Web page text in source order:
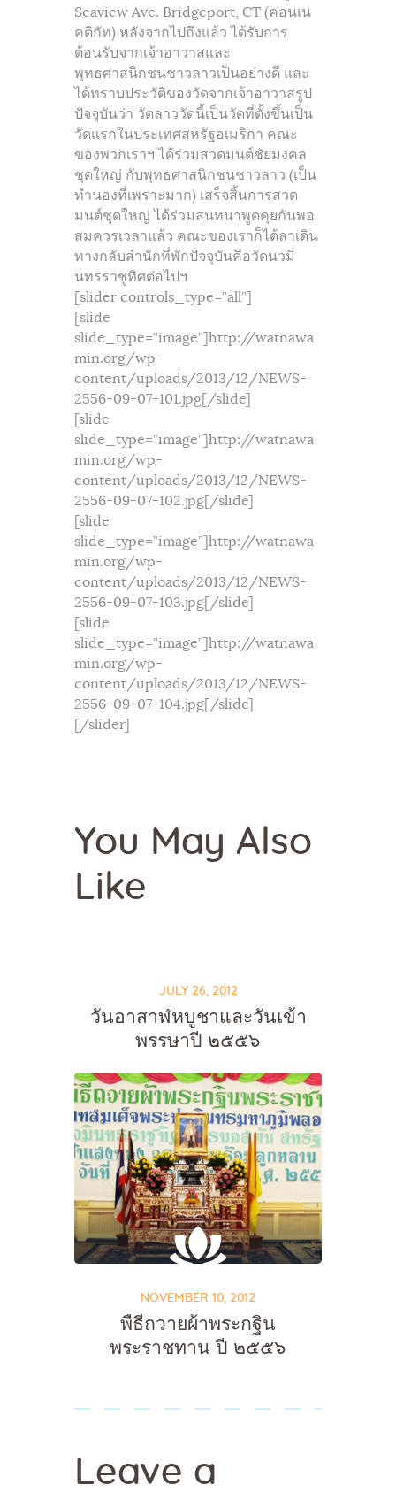
Seaview Ave. Bridgeport, CT (คอนเน
คติกัท) หลังจากไปถึงแล้ว ได้รับการ
ต้อนรับจากเจ้าอาวาสและ
พุทธศาสนิกชนชาวลาวเป็นอย่างดี และ
ได้ทราบประวัติของวัดจากเจ้าอาวาสรูป
ปัจจุบันว่า วัดลาววัดนี้เป็นวัดที่ตั้งขึ้นเป็น
วัดแรกในประเทศสหรัฐอเมริกา คณะ
ของพวกเราฯ ได้ร่วมสวดมนต์ชัยมงคล
ชุดใหญ่ กับพุทธศาสนิกชนชาวลาว (เป็น
ทำนองที่เพราะมาก) เสร็จสิ้นการสวด
มนต์ชุดใหญ่ ได้ร่วมสนทนาพูดคุยกันพอ
สมควรเวลาแล้ว คณะของเราก็ได้ลาเดิน
ทางกลับสำนักที่พักปัจจุบันคือวัดนวมิ
นทรราชูทิศต่อไปฯ
[slider controls_type=”all”]
[slide
slide_type=”image”]http://watnawa
min.org/wp-
content/uploads/2013/12/NEWS-
2556-09-07-101.jpg[/slide]
[slide
slide_type=”image”]http://watnawa
min.org/wp-
content/uploads/2013/12/NEWS-
2556-09-07-102.jpg[/slide]
[slide
slide_type=”image”]http://watnawa
min.org/wp-
content/uploads/2013/12/NEWS-
2556-09-07-103.jpg[/slide]
[slide
slide_type=”image”]http://watnawa
min.org/wp-
content/uploads/2013/12/NEWS-
2556-09-07-104.jpg[/slide]
[/slider]
You May Also
Like
JULY 26, 2012
วันอาสาฬหบูชาและวันเข้า
พรรษาปี ๒๕๕๖
NOVEMBER 10, 2012
พืธีถวายผ้าพระกฐิน
พระราชทาน ปี ๒๕๕๖
Leave a